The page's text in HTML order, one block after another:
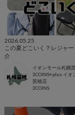
2026.05.25
この夏どこいく？レジャ
介
イオンモール札幌
3COINS+plus イオ
苗穂店
3COINS